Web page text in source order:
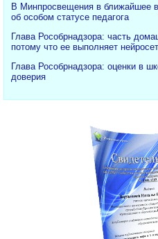
В Минпросвещения в ближайшее
об особом статусе педагога
Глава Рособрнадзора: часть
потому что ее выполняет
Глава Рособрнадзора: оценки в
доверия